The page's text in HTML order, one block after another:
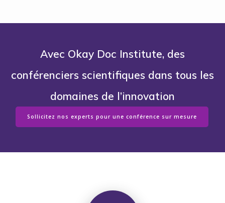
Avec Okay Doc Institute, des
conférenciers scientifiques dans tous les
domaines de l’innovation
Sollicitez nos experts pour une conférence sur mesure